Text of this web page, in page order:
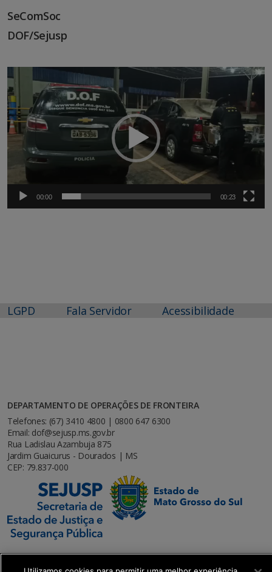
SeComSoc
DOF/Sejusp
de
vídeo
00:00 00:23
LGPD Fala Servidor Acessibilidade
DEPARTAMENTO DE OPERAÇÕES DE FRONTEIRA
Telefones: (67) 3410 4800 | 0800 647 6300
Email: dof@sejusp.ms.gov.br
Rua Ladislau Azambuja 875
Jardim Guaicurus - Dourados | MS
CEP: 79.837-000